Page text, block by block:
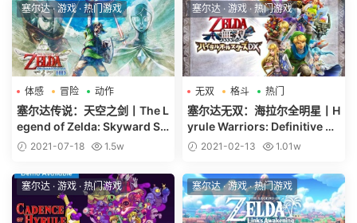
塞尔达·游戏· 热门游戏
体感 冒险 动作
塞尔达传说：天空之剑丨The L
egend of Zelda: Skyward Sw
ord HD
2021-07-18 1.5w
塞尔达 · 游戏 · 热门游戏
无双 格斗 热门
塞尔达无双：海拉尔全明星丨H
yrule Warriors: Definitive Ed
ition2021-02-13 1.01w
塞尔达 · 游戏 · 热门游戏 塞尔达·游戏·热门游戏